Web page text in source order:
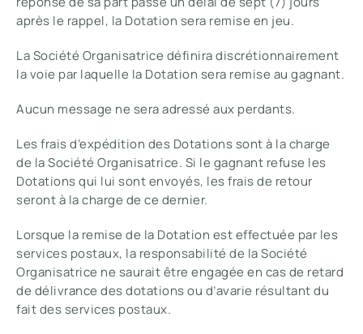
après le rappel, la Dotation sera remise en jeu.
La Société Organisatrice définira discrétionnairement
la voie par laquelle la Dotation sera remise au gagnant.
Aucun message ne sera adressé aux perdants.
Les frais d’expédition des Dotations sont à la charge
de la Société Organisatrice. Si le gagnant refuse les
Dotations qui lui sont envoyés, les frais de retour
seront à la charge de ce dernier.
Lorsque la remise de la Dotation est effectuée par les
services postaux, la responsabilité de la Société
Organisatrice ne saurait être engagée en cas de retard
de délivrance des dotations ou d’avarie résultant du
fait des services postaux.